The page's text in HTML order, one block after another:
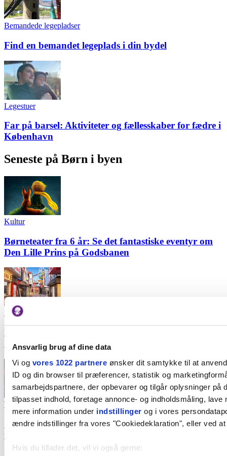
Ansvarlig brug af dine data
Vi og vores 1022 partnereønsker dit samtykke til at
ID og din browser til præferencer, statistik og
samarbejdspartnere, der opbevarer og tilgår oplysninger på
tilpasset indhold, foretage annonce- og indholdsmåling,
mere information under indstillinger og i vores
ændre indstillinger fra vores "Cookiedeklaration", eller ved
Hvis du tillader det, vil vi også gerne:
Bemandede legepladser
Find en bemandet legeplads i din bydel
Legestuer
Far på barsel: Aktiviteter og fællesskaber for fædre i
København
Seneste på Børn i byen
Kultur
Børneteater fra 6 år: Se det fantastiske eventyr om
Den Lille Prins på Godsbanen
Forlystelser
Nyhed: På denne dato åbner Tivoli 2.000 m2 stort
Japansk inspireret univers med to nye forlystelser
Teater
Stor teaterguide: 13 funklende efterårsforestillinger
for børn i Aarhus